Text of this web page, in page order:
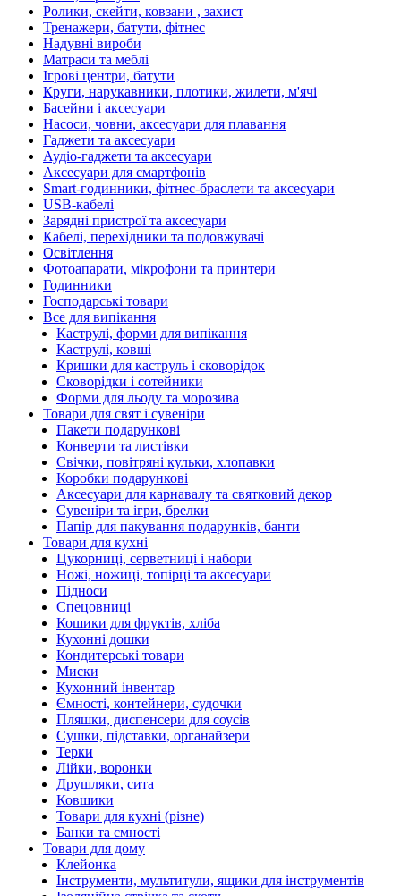
Ролики, скейти, ковзани , захист
Тренажери, батути, фітнес
Надувні вироби
Матраси та меблі
Ігрові центри, батути
Круги, нарукавники, плотики, жилети, м'ячі
Басейни і аксесуари
Насоси, човни, аксесуари для плавання
Гаджети та аксесуари
Аудіо-гаджети та аксесуари
Аксесуари для смартфонів
Smart-годинники, фітнес-браслети та аксесуари
USB-кабелі
Зарядні пристрої та аксесуари
Кабелі, перехідники та подовжувачі
Освітлення
Фотоапарати, мікрофони та принтери
Годинники
Господарські товари
Все для випікання
Каструлі, форми для випікання
Каструлі, ковші
Кришки для каструль і сковорідок
Сковорідки і сотейники
Форми для льоду та морозива
Товари для свят і сувеніри
Пакети подарункові
Конверти та листівки
Свічки, повітряні кульки, хлопавки
Коробки подарункові
Аксесуари для карнавалу та святковий декор
Сувеніри та ігри, брелки
Папір для пакування подарунків, банти
Товари для кухні
Цукорниці, серветниці і набори
Ножі, ножиці, топірці та аксесуари
Підноси
Спецовниці
Кошики для фруктів, хліба
Кухонні дошки
Кондитерські товари
Миски
Кухонний інвентар
Ємності, контейнери, судочки
Пляшки, диспенсери для соусів
Сушки, підставки, органайзери
Терки
Лійки, воронки
Друшляки, сита
Ковшики
Товари для кухні (різне)
Банки та ємності
Товари для дому
Клейонка
Інструменти, мультитули, ящики для інструментів